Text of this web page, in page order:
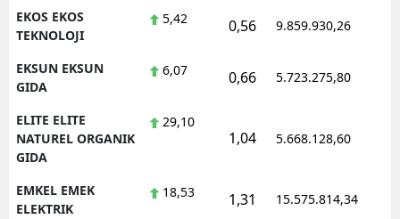
EKOS EKOS
TEKNOLOJI
5,42 0,56 9.859.930,26
EKSUN EKSUN
GIDA
6,07 0,66 5.723.275,80
ELITE ELITE
NATUREL ORGANIK
GIDA
29,10
1,04 5.668.128,60
EMKEL EMEK
ELEKTRIK
18,53 1,31 15.575.814,34